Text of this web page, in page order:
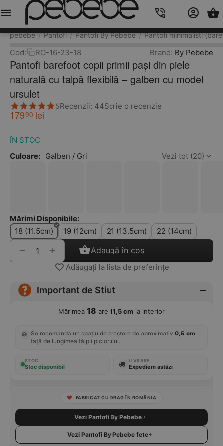
pebebe / Pantofi / Pantofi By Pebebe / Pantofi minimalisti
Cod: RO-16-23-18 Brand: By Pebebe
Pantofi barefoot copii primii pași din piele
naturală cu talpă flexibilă – galben cu model
ursulet
5Recenzii: 44Scrie o recenzie
17990 lei
ÎN STOC
Culoare: Galben / Gri Vezi tot (20)
Mărimi Disponibile:
18 (11.5cm)
19 (12cm) 21 (13.5cm) 22 (14cm)
+
− Adaugă în coș
Adăugați la lista de preferințe
Important de Stiut
Mărimea 18 are 11,5 cm la interior
Se recomandă un spațiu de creștere de aproximativ 0,5 cm
față de lungimea tălpii piciorului.
STOC
Stoc disponibil
LIVRARE
Expediem astăzi
FABRICAT CU DRAG ÎN ROMÂNIA
Vezi Pantofi By Pebebe
Vezi Pantofi By Pebebe fete
Meniu Caută Cos